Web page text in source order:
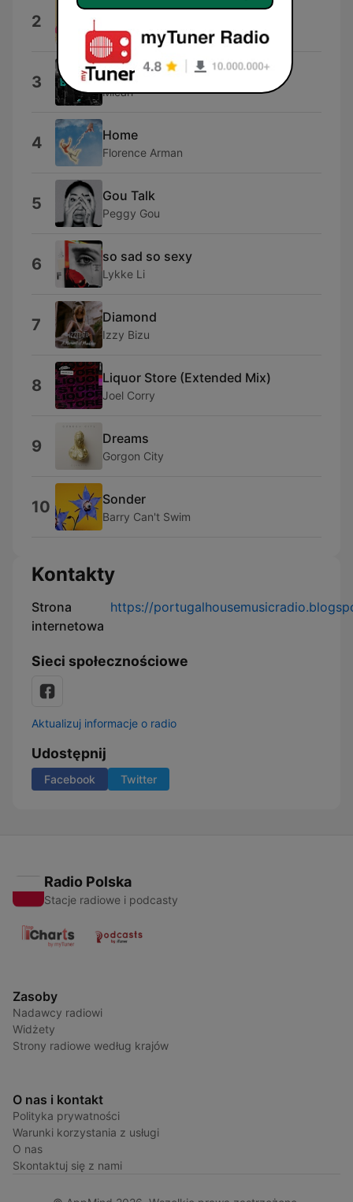
2 Sun Is Back
SaraoMusic
3 Bumpa (Extended Mix)
Micah
4 Home
Florence Arman
5 Gou Talk
Peggy Gou
6 so sad so sexy
Lykke Li
7 Diamond
Izzy Bizu
8 Liquor Store (Extended Mix)
Joel Corry
9 Dreams
Gorgon City
10 Sonder
Barry Can't Swim
Kontakty
Strona
internetowa
https://
Sieci społecznościowe
Aktualizuj informacje o radio
Udostępnij
Facebook Twitter
Radio Polska
Stacje radiowe i podcasty
Zasoby
Nadawcy radiowi
Widżety
Strony radiowe według krajów
O nas i kontakt
Polityka prywatności
Warunki korzystania z usługi
O nas
Skontaktuj się z nami